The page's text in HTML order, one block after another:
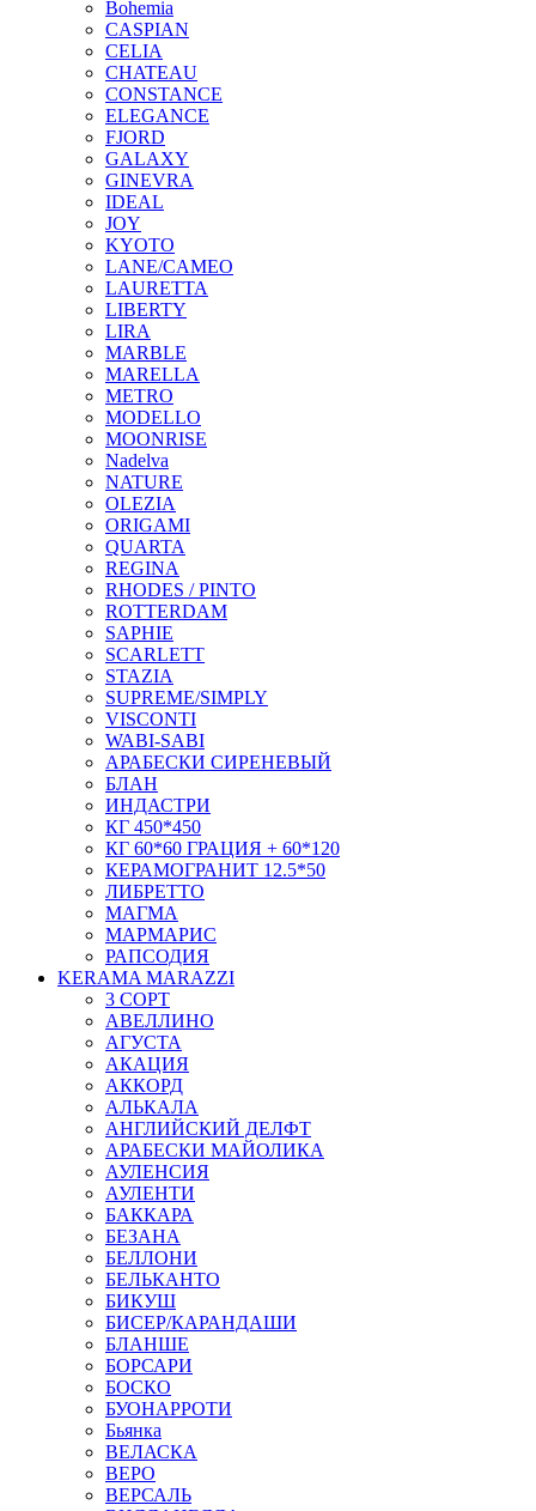
Bohemia
CASPIAN
CELIA
CHATEAU
CONSTANCE
ELEGANCE
FJORD
GALAXY
GINEVRA
IDEAL
JOY
KYOTO
LANE/CAMEO
LAURETTA
LIBERTY
LIRA
MARBLE
MARELLA
METRO
MODELLO
MOONRISE
Nadelva
NATURE
OLEZIA
ORIGAMI
QUARTA
REGINA
RHODES / PINTO
ROTTERDAM
SAPHIE
SCARLETT
STAZIA
SUPREME/SIMPLY
VISCONTI
WABI-SABI
АРАБЕСКИ СИРЕНЕВЫЙ
БЛАН
ИНДАСТРИ
КГ 450*450
КГ 60*60 ГРАЦИЯ + 60*120
КЕРАМОГРАНИТ 12.5*50
ЛИБРЕТТО
МАГМА
МАРМАРИС
РАПСОДИЯ
KERAMA MARAZZI
3 СОРТ
АВЕЛЛИНО
АГУСТА
АКАЦИЯ
АККОРД
АЛЬКАЛА
АНГЛИЙСКИЙ ДЕЛФТ
АРАБЕСКИ МАЙОЛИКА
АУЛЕНСИЯ
АУЛЕНТИ
БАККАРА
БЕЗАНА
БЕЛЛОНИ
БЕЛЬКАНТО
БИКУШ
БИСЕР/КАРАНДАШИ
БЛАНШЕ
БОРСАРИ
БОСКО
БУОНАРРОТИ
Бьянка
ВЕЛАСКА
ВЕРО
ВЕРСАЛЬ